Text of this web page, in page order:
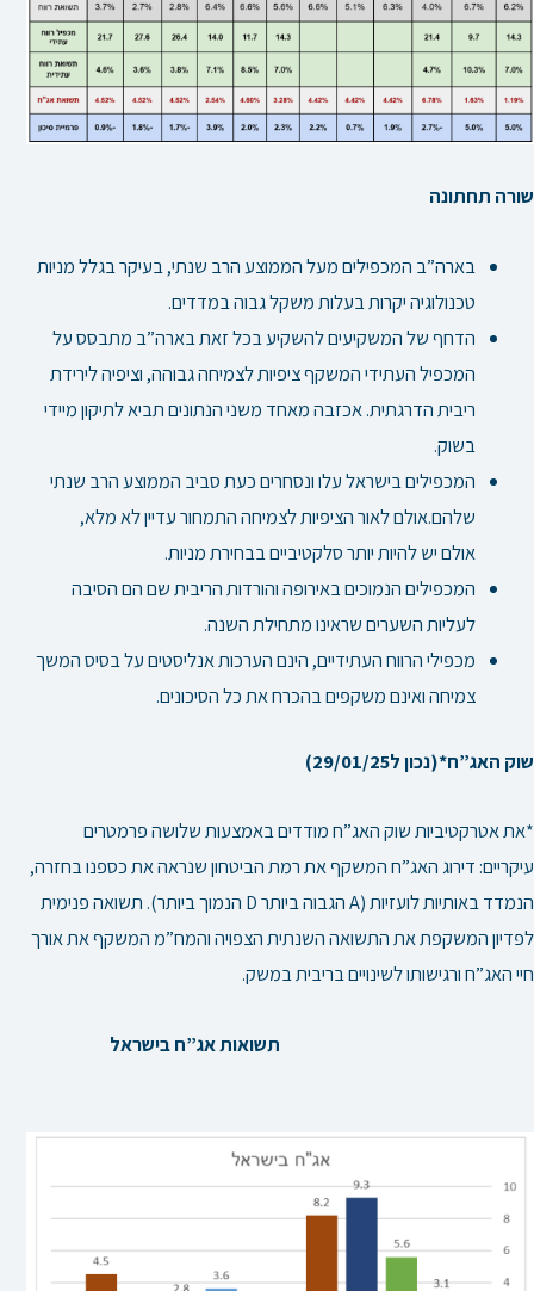
שורה תחתונה
בארה”ב המכפילים מעל הממוצע הרב שנתי, בעיקר בגלל מניות
טכנולוגיה יקרות בעלות משקל גבוה במדדים.
הדחף של המשקיעים להשקיע בכל זאת בארה”ב מתבסס על
המכפיל העתידי המשקף ציפיות לצמיחה גבוהה, וציפיה לירידת
ריבית הדרגתית. אכזבה מאחד משני הנתונים תביא לתיקון מיידי
בשוק.
המכפילים בישראל עלו ונסחרים כעת סביב הממוצע הרב שנתי
שלהם.אולם לאור הציפיות לצמיחה התמחור עדיין לא מלא,
אולם יש להיות יותר סלקטיביים בבחירת מניות.
המכפילים הנמוכים באירופה והורדות הריבית שם הם הסיבה
לעליות השערים שראינו מתחילת השנה.
מכפילי הרווח העתידיים, הינם הערכות אנליסטים על בסיס המשך
צמיחה ואינם משקפים בהכרח את כל הסיכונים.
שוק האג”ח*(נכון ל29/01/25)
*את אטרקטיביות שוק האג”ח מודדים באמצעות שלושה פרמטרים
עיקריים: דירוג האג”ח המשקף את רמת הביטחון שנראה את כספנו בחזרה,
הנמדד באותיות לועזיות (A הגבוה ביותר D הנמוך ביותר). תשואה פנימית
לפדיון המשקפת את התשואה השנתית הצפויה והמח”מ המשקף את אורך
חיי האג”ח ורגישותו לשינויים בריבית במשק.
תשואות אג”ח בישראל